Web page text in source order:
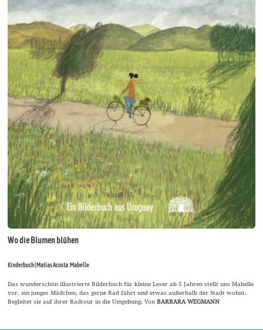
Wo die Blumen blühen
Kinderbuch | Matías Acosta: Mabelle
Das wunderschön illustrierte Bilderbuch für kleine Leser ab 5 Jahren stellt uns Mabelle
vor, ein junges Mädchen, das gerne Rad fährt und etwas außerhalb der Stadt wohnt.
Begleitet sie auf ihrer Radtour in die Umgebung. VonBARBARA WEGMANN